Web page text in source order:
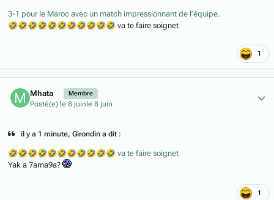
3-1 pour le Maroc avec un match impressionnant de l’équipe.
🤣🤣🤣🤣🤣🤣🤣🤣🤣🤣🤣 va te faire soignet
1
Mhata Membre
Posté(e) le 8 juinle 8 juin
il y a 1 minute, Girondin a dit :
🤣🤣🤣🤣🤣🤣🤣🤣🤣🤣🤣 va te faire soignet
Yak a 7ama9a?
1